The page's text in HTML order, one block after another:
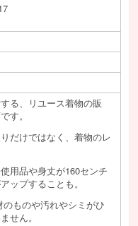
る、リユース着物の販
す。
だけではなく、着物のレ
用品や身丈が160センチ
ップすることも。
ものや汚れやシミがひ
せん。